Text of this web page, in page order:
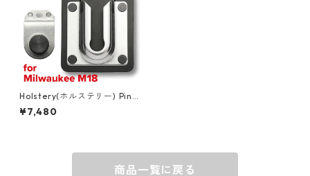
グラス
BELL
Holstery(ホルステリー) PinP
al グラビティーマスター PRO
[Milwaukee M18] HLS6050
¥7,480
商品一覧に戻る